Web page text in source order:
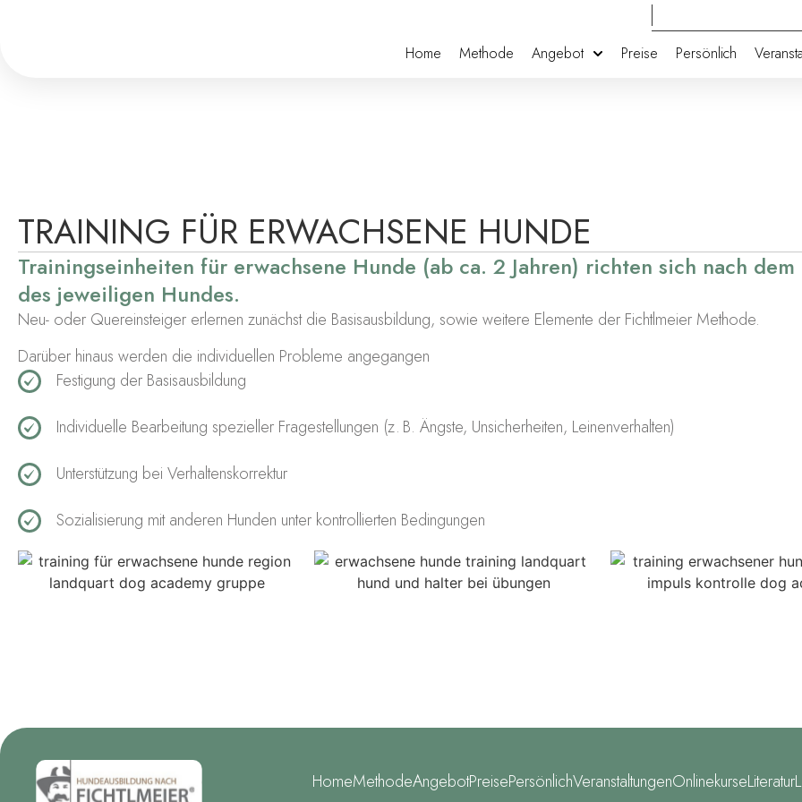
Home Methode Angebot Preise Persönlich
TRAINING FÜR ERWACHSENE HUNDE
Trainingseinheiten für erwachsene Hunde (ab ca. 2 Jahren) richten sich nach
des jeweiligen Hundes.
Neu- oder Quereinsteiger erlernen zunächst die Basisausbildung, sowie weitere Elemente der Fichtlmeier Methode.
Darüber hinaus werden die individuellen Probleme angegangen
Festigung der Basisausbildung
Individuelle Bearbeitung spezieller Fragestellungen (z. B. Ängste, Unsicherheiten, Leinenverhalten)
Unterstützung bei Verhaltenskorrektur
Sozialisierung mit anderen Hunden unter kontrollierten Bedingungen
HomeMethodeAngebotPreisePersönlichVeranstaltungenOnlinekurseLiteratur